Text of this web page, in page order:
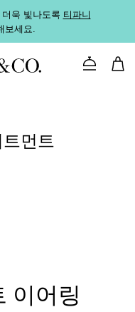
욱 빛나도록 티파니
보세요.
문의하기
먼트
이어링